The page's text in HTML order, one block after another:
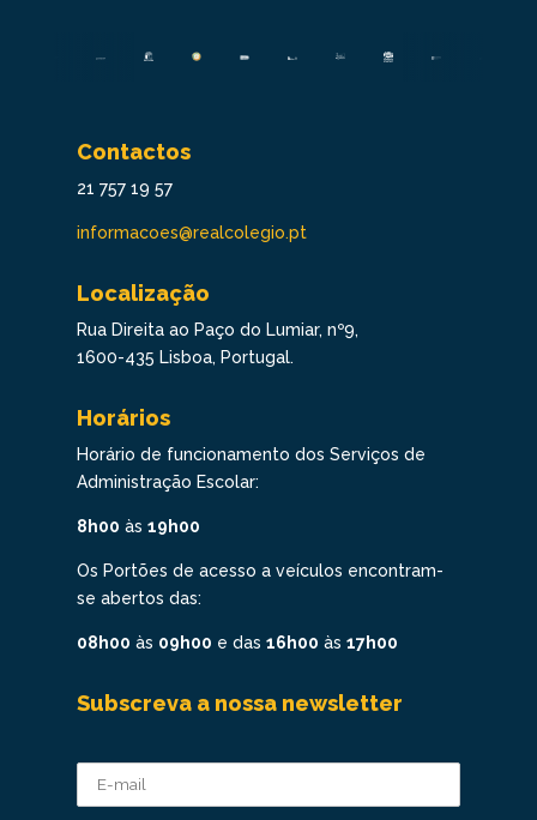
Contactos
21 757 19 57
informacoes@realcolegio.pt
Localização
Rua Direita ao Paço do Lumiar, nº9,
1600-435 Lisboa, Portugal.
Horários
Horário de funcionamento dos Serviços de
Administração Escolar:
8h00 às 19h00
Os Portões de acesso a veículos encontram-
se abertos das:
08h00 às 09h00 e das 16h00 às 17h00
Subscreva a nossa newsletter